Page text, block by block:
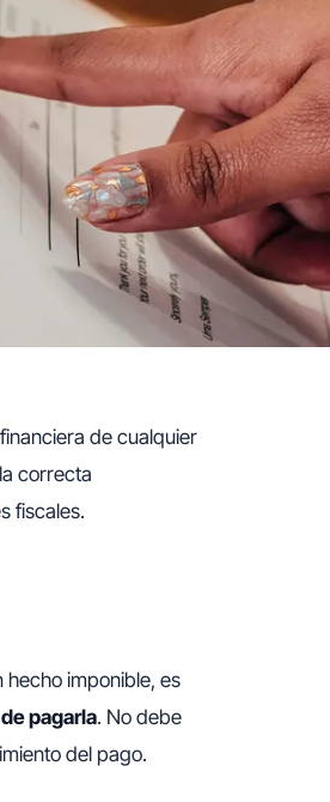
de cualquier
correcta
fiscales.
hecho imponible, es
pagarla. No debe
del pago.